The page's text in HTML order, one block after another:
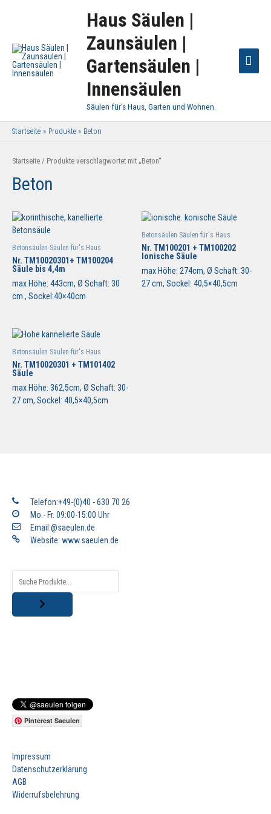
Haus Säulen |
Zaunsäulen |
Gartensäulen |
Innensäulen
Säulen für's Haus, Garten und Wohnen.
Startseite Produkte Beton
Startseite / Produkte verschlagwortet mit „Beton“
Beton
Betonsäulen Säulen für's Haus
Nr. TM10020301+ TM100204
Säule bis 4,4m
max Höhe: 443cm, Ø Schaft: 30
cm , Sockel:40×40cm
Betonsäulen Säulen für's Haus
Nr. TM100201 + TM100202
Ionische Säule
max Höhe: 274cm, Ø Schaft: 30-
27 cm, Sockel: 40,5×40,5cm
Betonsäulen Säulen für's Haus
Nr. TM10020301 + TM101402
Säule
max Höhe: 362,5cm, Ø Schaft: 30-
27 cm, Sockel: 40,5×40,5cm
Telefon:+49-(0)40 - 630 70 26
Mo.- Fr. 09:00-15:00 Uhr
Email:@saeulen.de
Website: www.saeulen.de
Pinterest Saeulen
Impressum
Datenschutzerklärung
AGB
Widerrufsbelehrung